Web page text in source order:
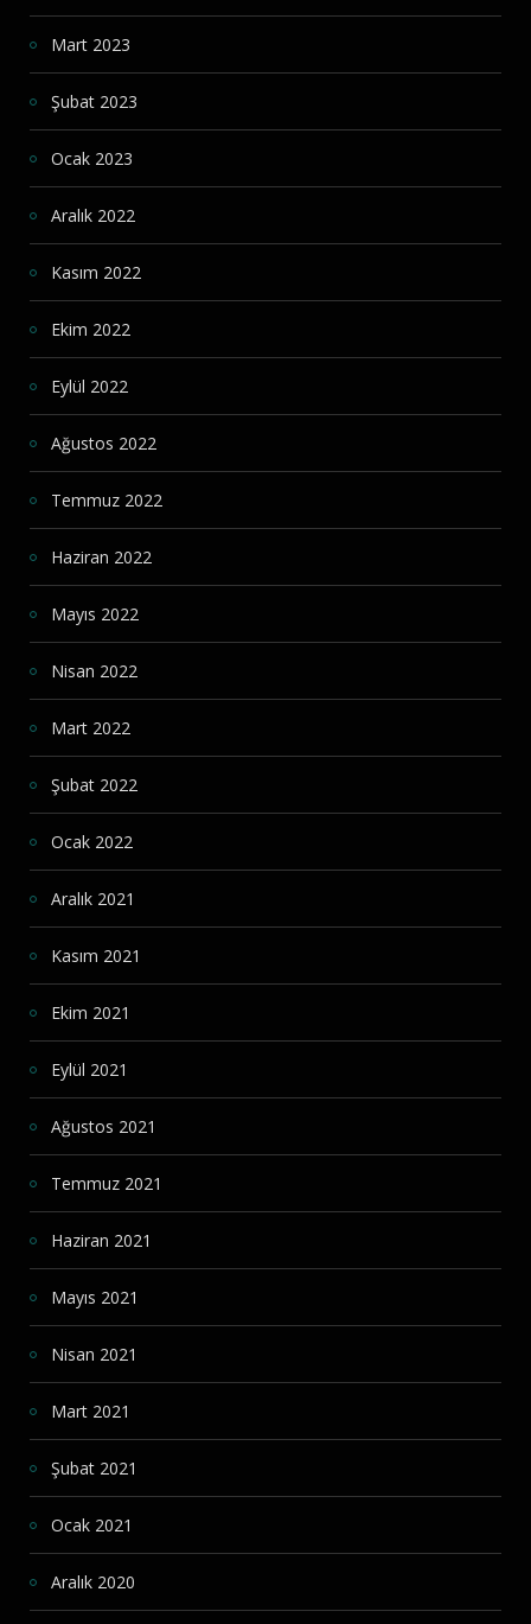
Mart 2023
Şubat 2023
Ocak 2023
Aralık 2022
Kasım 2022
Ekim 2022
Eylül 2022
Ağustos 2022
Temmuz 2022
Haziran 2022
Mayıs 2022
Nisan 2022
Mart 2022
Şubat 2022
Ocak 2022
Aralık 2021
Kasım 2021
Ekim 2021
Eylül 2021
Ağustos 2021
Temmuz 2021
Haziran 2021
Mayıs 2021
Nisan 2021
Mart 2021
Şubat 2021
Ocak 2021
Aralık 2020